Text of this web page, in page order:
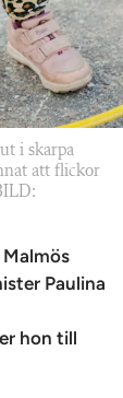
i skarpa
att flickor
Paulina
hon till